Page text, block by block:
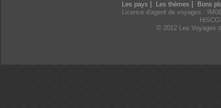
Les pays Les thèmes
Bons
Licence d'agent de voyages :
© 2012 Les Voyages